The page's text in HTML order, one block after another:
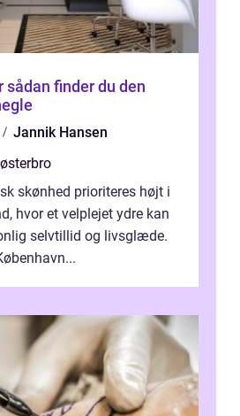
Jannik Hansen
skønhed prioriteres højt i
hvor et velplejet ydre kan
selvtillid og livsglæde.